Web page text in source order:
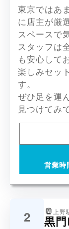
東京ではあ
に店主が厳
スペースで
スタッフは
も安心して
楽しみセッ
す。
ぜひ足を運
見つけてみ
営業時
2 上
黒